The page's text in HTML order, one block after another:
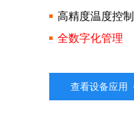
高精度温度控制
全数字化管理
查看设备应用